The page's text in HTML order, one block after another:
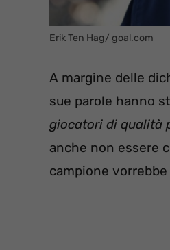
Erik Ten Hag/ goal.com
A margine delle
sue parole hanno
giocatori di qualità
anche non essere
campione